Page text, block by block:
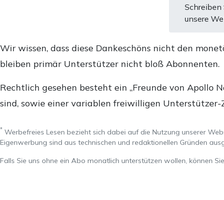
Schreiben
unsere
Wir wissen, dass diese Dankeschöns nicht den
bleiben primär Unterstützer nicht bloß Abonnenten.
Rechtlich gesehen besteht ein „Freunde von Apollo
sind, sowie einer variablen freiwilligen Unterstützer-
* Werbefreies Lesen bezieht sich dabei auf die Nutzung unserer
Eigenwerbung sind aus technischen und redaktionellen Gründen
Falls Sie uns ohne ein Abo monatlich unterstützen wollen, können